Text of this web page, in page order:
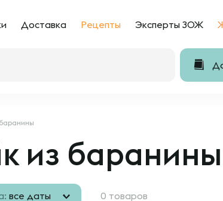
Доставка Рецепты Эксперты ЗОЖ
из баранины
все даты 0 товаров